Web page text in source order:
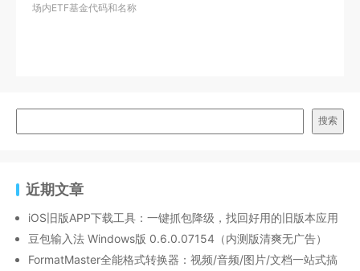
场内ETF基金代码和名称
搜索
近期文章
iOS旧版APP下载工具：一键抓包降级，找回好用的旧版本应用
豆包输入法 Windows版 0.6.0.07154（内测版清爽无广告）
FormatMaster全能格式转换器：视频/音频/图片/文档一站式搞